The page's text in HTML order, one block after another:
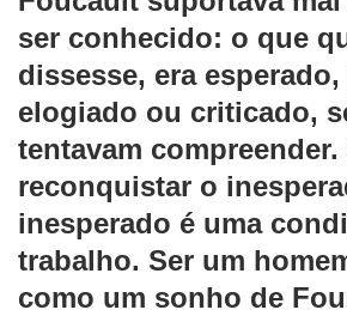
ser conhecido: o que
dissesse, era
elogiado ou criticado,
tentavam compreender.
reconquistar o
inesperado é uma
trabalho. Ser um
como um sonho de